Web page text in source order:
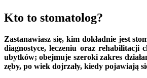
Kto to stomatolog?
Zastanawiasz się, kim dokładnie jest
diagnostyce, leczeniu oraz rehabilitacji
ubytków; obejmuje szeroki zakres
zęby, po wiek dojrzały, kiedy pojawiają